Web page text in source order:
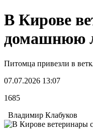
В Кирове
домашнюю
Питомца привезли в
07.07.2026 13:07
1685
Владимир Клабуков